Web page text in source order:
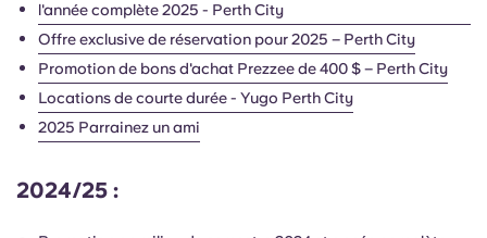
l'année complète 2025 - Perth City
Offre exclusive de réservation pour 2025 – Perth City
Promotion de bons d'achat Prezzee de 400 $ – Perth City
Locations de courte durée - Yugo Perth City
2025 Parrainez un ami
2024/25 :